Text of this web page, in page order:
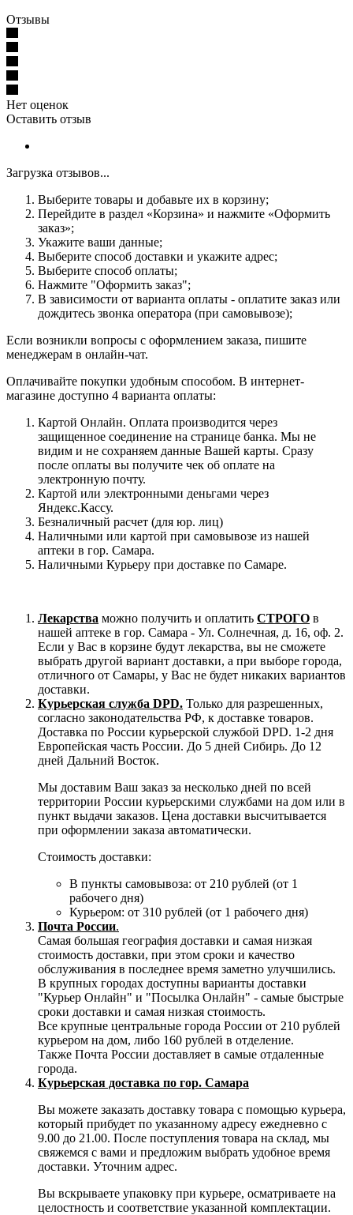
Отзывы
Нет оценок
Оставить отзыв
Загрузка отзывов...
Выберите товары и добавьте их в корзину;
Перейдите в раздел «Корзина» и нажмите «Оформить
заказ»;
Укажите ваши данные;
Выберите способ доставки и укажите адрес;
Выберите способ оплаты;
Нажмите "Оформить заказ";
В зависимости от варианта оплаты - оплатите заказ или
дождитесь звонка оператора (при самовывозе);
Если возникли вопросы с оформлением заказа, пишите
менеджерам в онлайн-чат.
Оплачивайте покупки удобным способом. В интернет-
магазине доступно 4 варианта оплаты:
Картой Онлайн. Оплата производится через
защищенное соединение на странице банка. Мы не
видим и не сохраняем данные Вашей карты. Сразу
после оплаты вы получите чек об оплате на
электронную почту.
Картой или электронными деньгами через
Яндекс.Кассу.
Безналичный расчет (для юр. лиц)
Наличными или картой при самовывозе из нашей
аптеки в гор. Самара.
Наличными Курьеру при доставке по Самаре.
Лекарства можно получить и оплатить СТРОГО в
нашей аптеке в гор. Самара - Ул. Солнечная, д. 16, оф. 2.
Если у Вас в корзине будут лекарства, вы не сможете
выбрать другой вариант доставки, а при выборе города,
отличного от Самары, у Вас не будет никаких вариантов
доставки.
Курьерская служба DPD. Только для разрешенных,
согласно законодательства РФ, к доставке товаров.
Доставка по России курьерской службой DPD. 1-2 дня
Европейская часть России. До 5 дней Сибирь. До 12
дней Дальний Восток.
Мы доставим Ваш заказ за несколько дней по всей
территории России курьерскими службами на дом или в
пункт выдачи заказов. Цена доставки высчитывается
при оформлении заказа автоматически.
Стоимость доставки:
В пункты самовывоза: от 210 рублей (от 1
рабочего дня)
Курьером: от 310 рублей (от 1 рабочего дня)
Почта России.
Самая большая география доставки и самая низкая
стоимость доставки, при этом сроки и качество
обслуживания в последнее время заметно улучшились.
В крупных городах доступны варианты доставки
"Курьер Онлайн" и "Посылка Онлайн" - самые быстрые
сроки доставки и самая низкая стоимость.
Все крупные центральные города России от 210 рублей
курьером на дом, либо 160 рублей в отделение.
Также Почта России доставляет в самые отдаленные
города.
Курьерская доставка по гор. Самара
Вы можете заказать доставку товара с помощью курьера,
который прибудет по указанному адресу ежедневно с
9.00 до 21.00. После поступления товара на склад, мы
свяжемся с вами и предложим выбрать удобное время
доставки. Уточним адрес.
Вы вскрываете упаковку при курьере, осматриваете на
целостность и соответствие указанной комплектации.